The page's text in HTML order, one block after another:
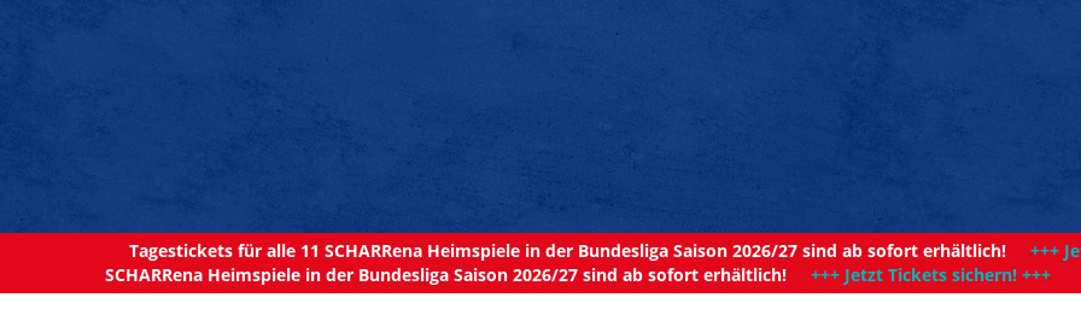
Tagestickets für alle 11 SCHARRena Heimspiele in der Bundesliga Saison 2026/27 sind ab sofort erhältlich! +++
SCHARRena Heimspiele in der Bundesliga Saison 2026/27 sind ab sofort erhältlich! +++ Jetzt Tickets sichern! +++